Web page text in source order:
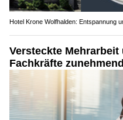
Hotel Krone Wolfhalden: Entspannung
Versteckte
Fachkräfte zunehmend